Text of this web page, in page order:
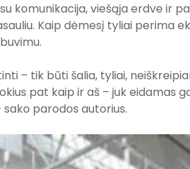
komunikacija, viešąja erdve ir
Kaip dėmesį tyliai perima
– tik būti šalia, tyliai,
pat kaip ir aš – juk eidamas
sako parodos autorius.